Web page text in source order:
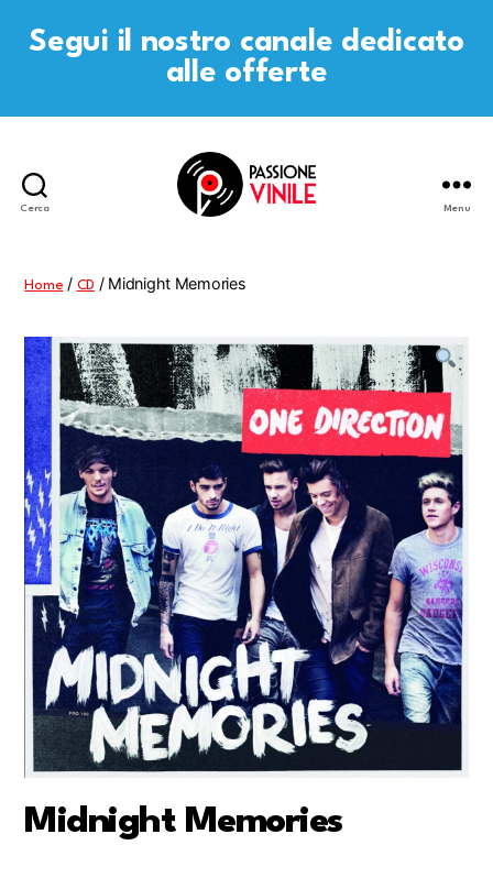
Segui il nostro canale dedicato
alle offerte
Cerca Menu
Home / CD / Midnight Memories
Midnight Memories